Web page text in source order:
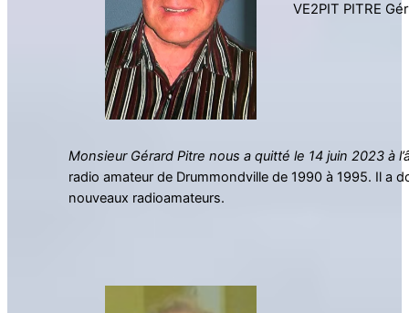
VE2PIT PITRE
Monsieur Gérard Pitre nous a quitté le 14 juin 2023 à
radio amateur de Drummondville de 1990 à 1995. Il a
nouveaux radioamateurs.